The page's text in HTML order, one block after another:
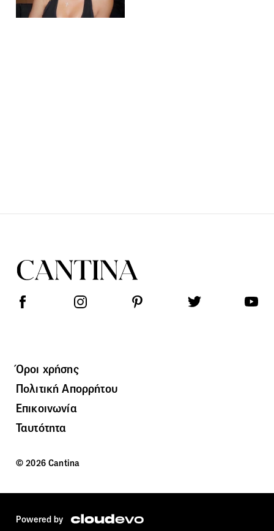
Όροι χρήσης
Πολιτική Απορρήτου
Επικοινωνία
Ταυτότητα
© 2026 Cantina
Powered by